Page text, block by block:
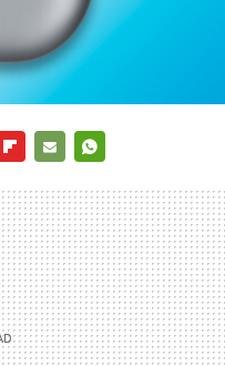
MAIL